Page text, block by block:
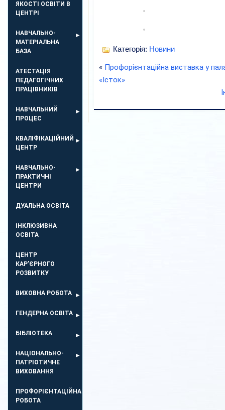
ЯКОСТІ ОСВІТИ В
ЦЕНТРІ
НАВЧАЛЬНО-
МАТЕРІАЛЬНА
БАЗА
АТЕСТАЦІЯ
ПЕДАГОГІЧНИХ
ПРАЦІВНИКІВ
НАВЧАЛЬНИЙ
ПРОЦЕС
КВАЛІФІКАЦІЙНИЙ
ЦЕНТР
НАВЧАЛЬНО-
ПРАКТИЧНІ
ЦЕНТРИ
ДУАЛЬНА ОСВІТА
ІНКЛЮЗИВНА
ОСВІТА
ЦЕНТР
КАР’ЄРНОГО
РОЗВИТКУ
ВИХОВНА РОБОТА
ГЕНДЕРНА ОСВІТА
БІБЛІОТЕКА
НАЦІОНАЛЬНО-
ПАТРІОТИЧНЕ
ВИХОВАННЯ
ПРОФОРІЄНТАЦІЙНА
РОБОТА
Категорія: Новини
« Профорієнтаційна виставка у
«Істок»